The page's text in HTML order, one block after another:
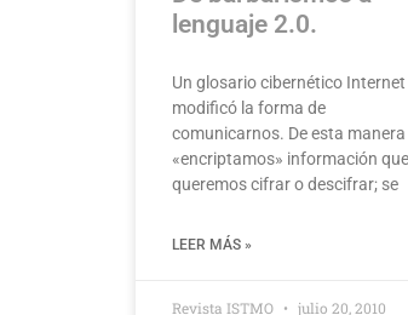
lenguaje 2.0.
Un glosario cibernético Internet
modificó la forma de
comunicarnos. De esta manera
«encriptamos» información que
queremos cifrar o descifrar; se
LEER MÁS »
Revista ISTMO julio 20, 2010